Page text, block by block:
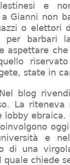
e
Gianni non
o elettori
per barbari
aspettare
state in
Nel blog
La
ebraica.
e
di una
quale chiede